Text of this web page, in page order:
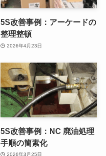
5S改善事例：アーケードの
整理整頓
2026年4月23日
5S改善事例：NC 廃油処理
手順の簡素化
2026年3月25日